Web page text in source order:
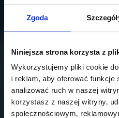
Zgoda
Niniejsza strona korzysta z
Wykorzystujemy pliki cookie
i reklam, aby oferować funkcje
analizować ruch w naszej
korzystasz z naszej witryny,
społecznościowym,